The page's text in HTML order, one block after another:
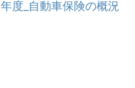
度_自動車保険の概況